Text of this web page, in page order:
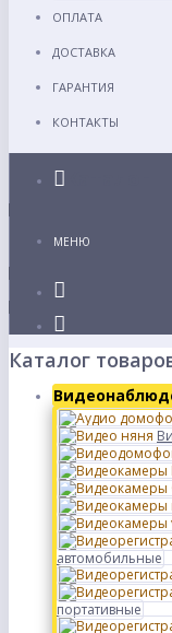
ОПЛАТА
ДОСТАВКА
ГАРАНТИЯ
КОНТАКТЫ
МЕНЮ
Каталог
автомобильные
портативные